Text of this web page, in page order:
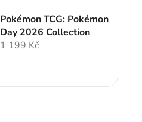
Pokémon TCG: Pokémon
Day 2026 Collection
1 199 Kč